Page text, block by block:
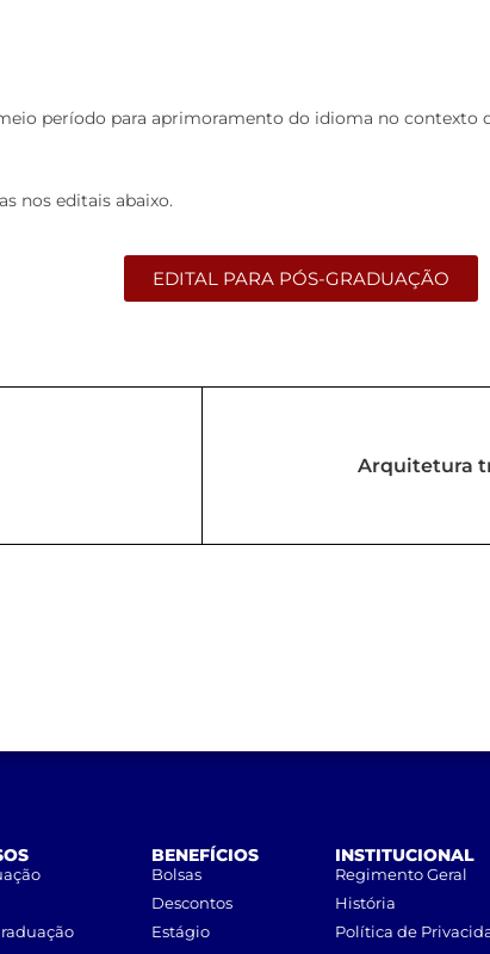
período para aprimoramento do idioma no contexto
nos editais abaixo.
EDITAL PARA PÓS-GRADUAÇÃO
Arquitetura
BENEFÍCIOS
Bolsas
Descontos
Estágio
INSTITUCIONAL
Regimento Geral
História
Política de